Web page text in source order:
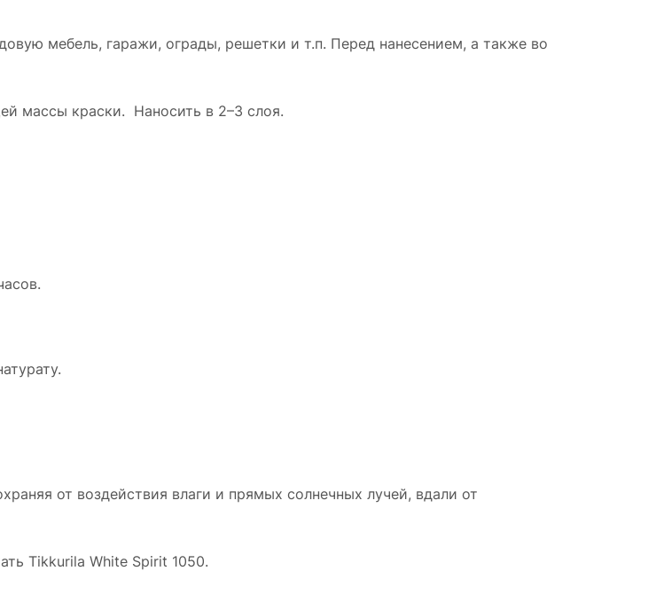
мебель, гаражи, ограды, решетки и т.п. Перед нанесением, а также во
массы краски. Наносить в 2–3 слоя.
от воздействия влаги и прямых солнечных лучей, вдали от
Tikkurila White Spirit 1050.